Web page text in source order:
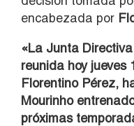
encabezada por
«La Junta
reunida hoy jueves
Florentino Pérez,
Mourinho
próximas